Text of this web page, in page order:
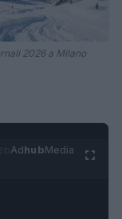
2026 a Milano
AdhubMedia